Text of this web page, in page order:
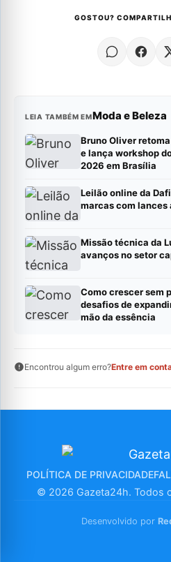
GOSTOU?
LEIA TAMBÉM EMModa e Beleza
Bruno Oliver
e lança workshop
2026 em Brasília
Leilão online da
marcas com lances
Missão técnica da
avanços no setor
Como crescer sem
desafios de
mão da essência
Encontrou algum erro?Entre em
POLÍTICA DE PRIVACIDADE
© 2026 Gazeta24h. Todos
Desenvolvido por